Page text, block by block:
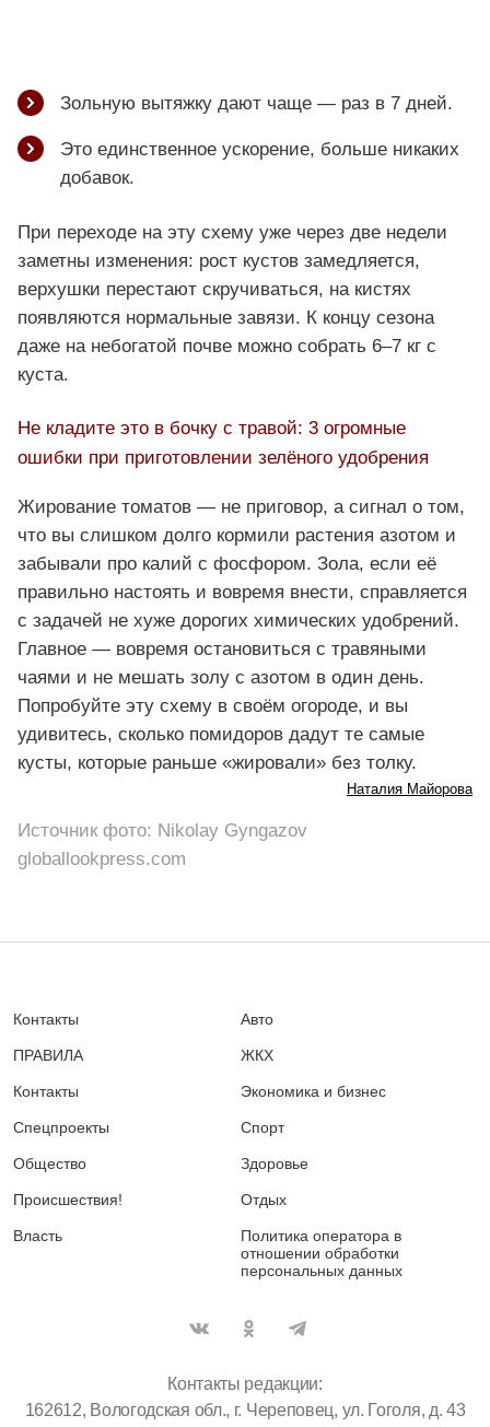
Зольную вытяжку дают чаще — раз в 7 дней.
Это единственное ускорение, больше никаких
добавок.
При переходе на эту схему уже через две недели
заметны изменения: рост кустов замедляется,
верхушки перестают скручиваться, на кистях
появляются нормальные завязи. К концу сезона
даже на небогатой почве можно собрать 6–7 кг с
куста.
Не кладите это в бочку с травой: 3 огромные
ошибки при приготовлении зелёного удобрения
Жирование томатов — не приговор, а сигнал о том,
что вы слишком долго кормили растения азотом и
забывали про калий с фосфором. Зола, если её
правильно настоять и вовремя внести, справляется
с задачей не хуже дорогих химических удобрений.
Главное — вовремя остановиться с травяными
чаями и не мешать золу с азотом в один день.
Попробуйте эту схему в своём огороде, и вы
удивитесь, сколько помидоров дадут те самые
кусты, которые раньше «жировали» без толку.
Наталия Майорова
Источник фото: Nikolay Gyngazov
globallookpress.com
Контакты
ПРАВИЛА
Контакты
Спецпроекты
Общество
Происшествия!
Власть
Авто
ЖКХ
Экономика и бизнес
Спорт
Здоровье
Отдых
Политика оператора в
отношении обработки
персональных данных
Контакты редакции:
162612, Вологодская обл., г. Череповец, ул. Гоголя, д. 43